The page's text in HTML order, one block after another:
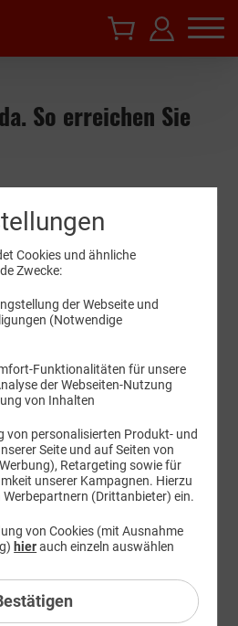
So erreichen Sie
Kunde?
Mobilfunk­nummer oder Ihrem
Passwort in Ihrer
finden Sie viele nützliche
die Themen Bestellen,
MultiCard/​UltraCard,
Tarifwechsel, uvm.
Cookies und ähnliche
Zwecke:
der Webseite und
(Notwendige
Funktionalitäten für unsere
der Webseiten-Nutzung
von Inhalten
von personalisierten Produkt- und
Seite und auf Seiten von
Retargeting sowie für
unserer Kampagnen. Hierzu
(Drittanbieter) ein.
von Cookies (mit Ausnahme
hierauch einzeln auswählen